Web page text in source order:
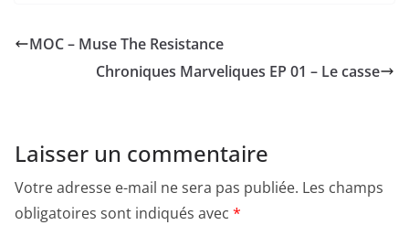
MOC – Muse The Resistance
Chroniques Marveliques EP 01 – Le casse
Laisser un commentaire
Votre adresse e-mail ne sera pas publiée. Les champs
obligatoires sont indiqués avec *